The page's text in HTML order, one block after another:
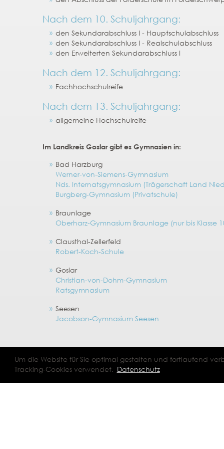
Um die Website für Sie optimal gestalten und fortlaufend
Tracking-Cookies verwendet. Datenschutz
Nach dem 10. Schuljahrgang:
den Sekundarabschluss I - Hauptschulabschluss
den Sekundarabschluss I - Realschulabschluss
den Erweiterten Sekundarabschluss I
Nach dem 12. Schuljahrgang:
Fachhochschulreife
Nach dem 13. Schuljahrgang:
allgemeine Hochschulreife
Im Landkreis Goslar gibt es Gymnasien in:
Bad Harzburg
Werner-von-Siemens-Gymnasium
Nds. Internatsgymnasium (Trägerschaft Land
Burgberg-Gymnasium (Privatschule)
Braunlage
Oberharz-Gymnasium Braunlage (nur bis Klasse
Clausthal-Zellerfeld
Robert-Koch-Schule
Goslar
Christian-von-Dohm-Gymnasium
Ratsgymnasium
Seesen
Jacobson-Gymnasium Seesen